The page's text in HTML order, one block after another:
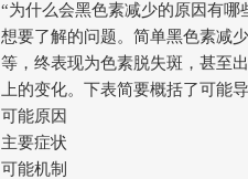
“为什么会黑色素减少的原因有
想要了解的问题。简单黑色素减
等，终表现为色素脱失斑，甚至
上的变化。下表简要概括了可能
可能原因
主要症状
可能机制